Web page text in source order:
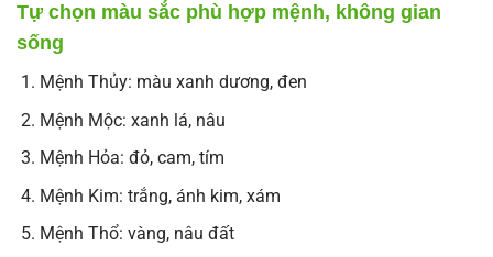
Tự chọn màu sắc phù hợp mệnh, không gian
sống
Mệnh Thủy: màu xanh dương, đen
Mệnh Mộc: xanh lá, nâu
Mệnh Hỏa: đỏ, cam, tím
Mệnh Kim: trắng, ánh kim, xám
Mệnh Thổ: vàng, nâu đất